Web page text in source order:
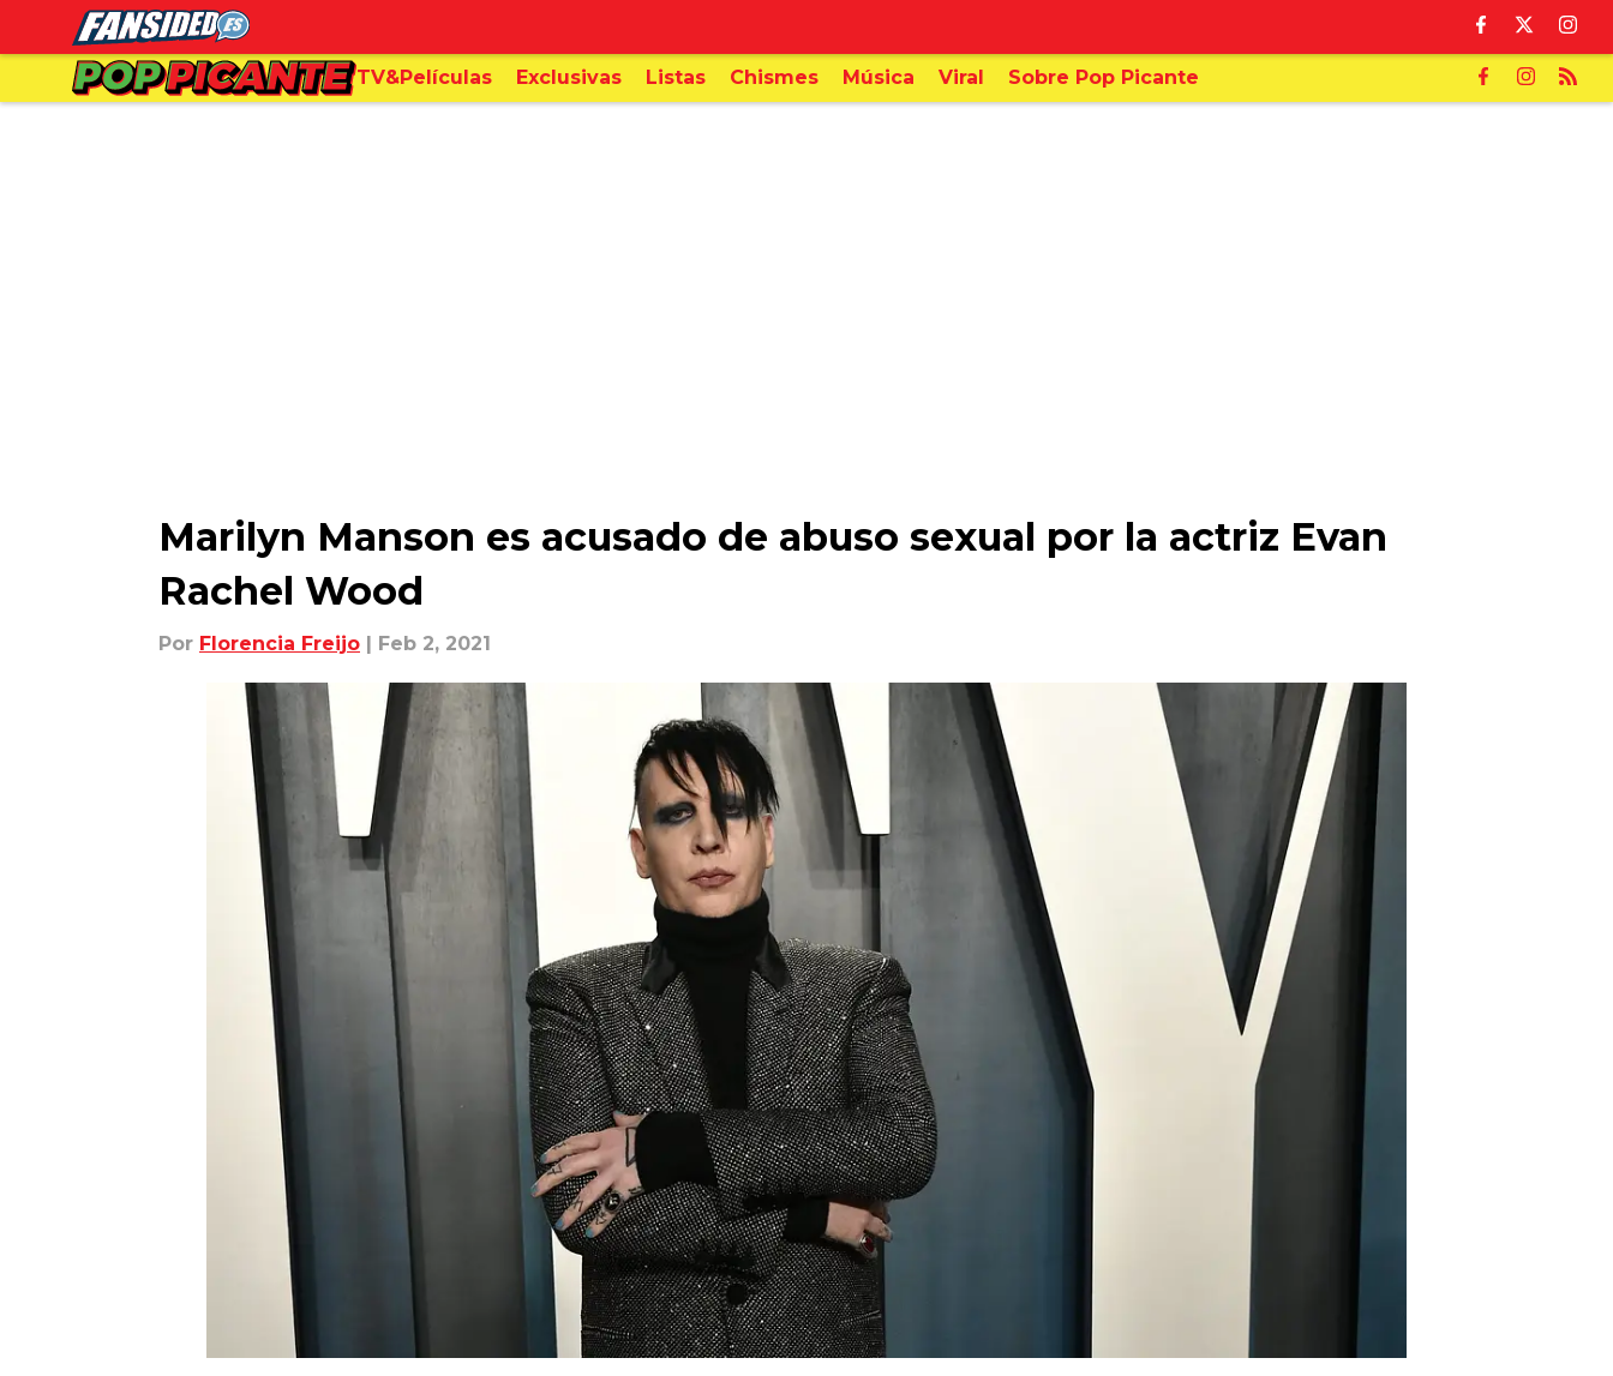
TV&Películas Exclusivas Listas Chismes Música Viral Sobre Pop Picante
Marilyn Manson es acusado de abuso sexual por la actriz Evan
Rachel Wood
Por Florencia Freijo | Feb 2, 2021